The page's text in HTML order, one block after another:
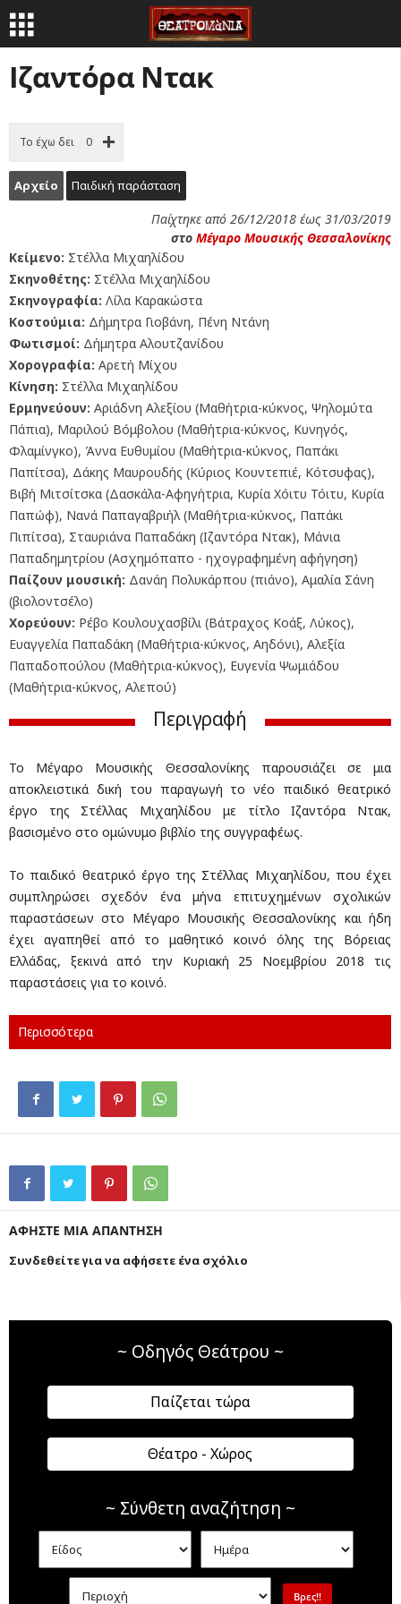
Ιζαντόρα Ντακ
Το έχω δει 0
Αρχείο Παιδική παράσταση
Παίχτηκε από 26/12/2018 έως 31/03/2019
στο Μέγαρο Μουσικής Θεσσαλονίκης
Κείμενο: Στέλλα Μιχαηλίδου
Σκηνοθέτης: Στέλλα Μιχαηλίδου
Σκηνογραφία: Λίλα Καρακώστα
Κοστούμια: Δήμητρα Γιοβάνη, Πένη Ντάνη
Φωτισμοί: Δήμητρα Αλουτζανίδου
Χορογραφία: Αρετή Μίχου
Κίνηση: Στέλλα Μιχαηλίδου
Ερμηνεύουν: Αριάδνη Αλεξίου (Μαθήτρια-κύκνος, Ψηλομύτα
Πάπια), Μαριλού Βόμβολου (Μαθήτρια-κύκνος, Κυνηγός,
Φλαμίνγκο), Άννα Ευθυμίου (Μαθήτρια-κύκνος, Παπάκι
Παπίτσα), Δάκης Μαυρουδής (Κύριος Κουντεπιέ, Κότσυφας),
Βιβή Μιτσίτσκα (Δασκάλα-Αφηγήτρια, Κυρία Χόιτυ Τόιτυ, Κυρία
Παπώφ), Νανά Παπαγαβριήλ (Μαθήτρια-κύκνος, Παπάκι
Πιπίτσα), Σταυριάνα Παπαδάκη (Ιζαντόρα Ντακ), Μάνια
Παπαδημητρίου (Ασχημόπαπο - ηχογραφημένη αφήγηση)
Παίζουν μουσική: Δανάη Πολυκάρπου (πιάνο), Αμαλία Σάνη
(βιολοντσέλο)
Χορεύουν: Ρέβο Κουλουχασβίλι (Βάτραχος Κοάξ, Λύκος),
Ευαγγελία Παπαδάκη (Μαθήτρια-κύκνος, Αηδόνι), Αλεξία
Παπαδοπούλου (Μαθήτρια-κύκνος), Ευγενία Ψωμιάδου
(Μαθήτρια-κύκνος, Αλεπού)
Περιγραφή
Το Μέγαρο Μουσικής Θεσσαλονίκης παρουσιάζει σε μια
αποκλειστικά δική του παραγωγή το νέο παιδικό θεατρικό
έργο της Στέλλας Μιχαηλίδου με τίτλο Ιζαντόρα Ντακ,
βασισμένο στο ομώνυμο βιβλίο της συγγραφέως.
Το παιδικό θεατρικό έργο της Στέλλας Μιχαηλίδου, που έχει
συμπληρώσει σχεδόν ένα μήνα επιτυχημένων σχολικών
παραστάσεων στο Μέγαρο Μουσικής Θεσσαλονίκης και ήδη
έχει αγαπηθεί από το μαθητικό κοινό όλης της Βόρειας
Ελλάδας, ξεκινά από την Κυριακή 25 Νοεμβρίου 2018 τις
παραστάσεις για το κοινό.
Περισσότερα
ΑΦΗΣΤΕ ΜΙΑ ΑΠΑΝΤΗΣΗ
Συνδεθείτε για να αφήσετε ένα σχόλιο
~ Οδηγός Θεάτρου ~
Παίζεται τώρα
Θέατρο - Χώρος
~ Σύνθετη αναζήτηση ~